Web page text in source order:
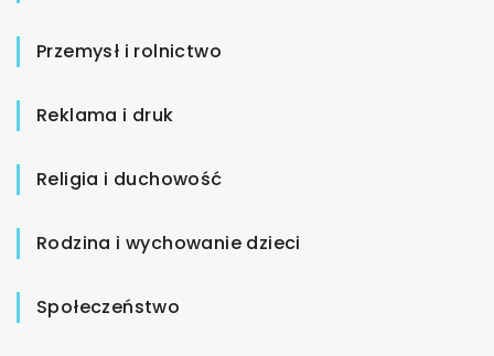
Przemysł i rolnictwo
Reklama i druk
Religia i duchowość
Rodzina i wychowanie dzieci
Społeczeństwo